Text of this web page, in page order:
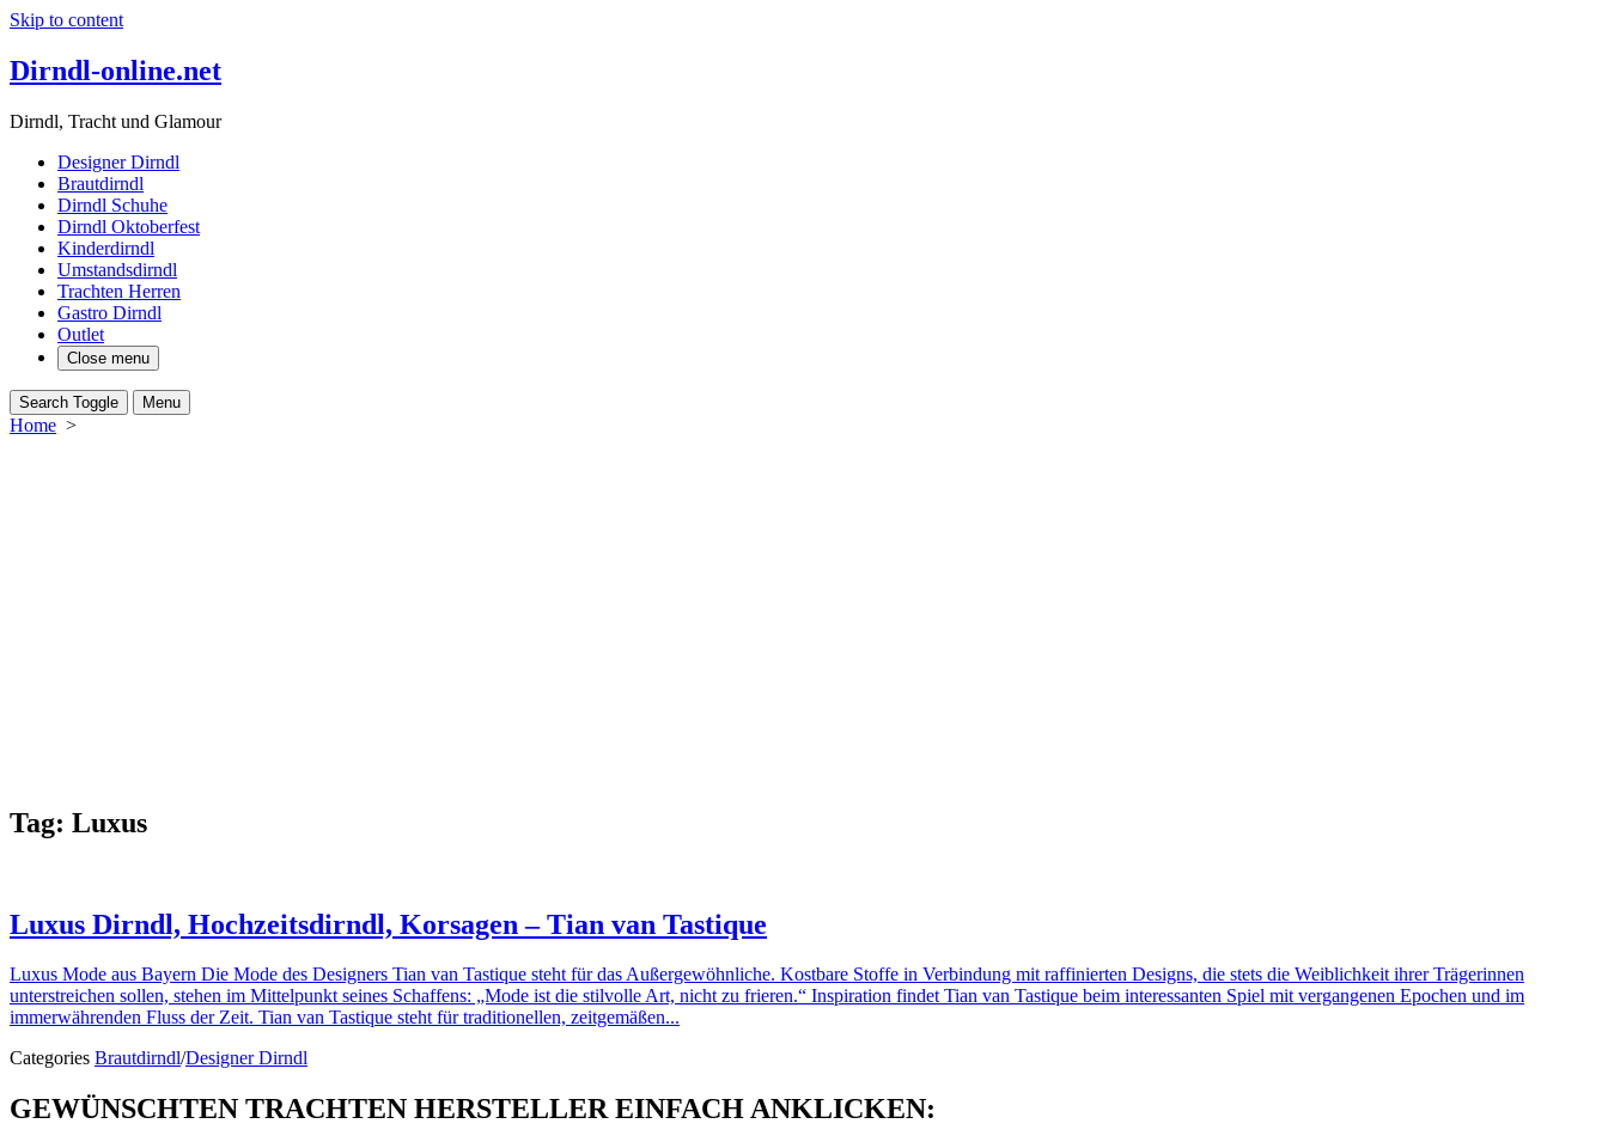
Skip to content
Dirndl-online.net
Dirndl, Tracht und Glamour
Designer Dirndl
Brautdirndl
Dirndl Schuhe
Dirndl Oktoberfest
Kinderdirndl
Umstandsdirndl
Trachten Herren
Gastro Dirndl
Outlet
Close menu
Search Toggle Menu
Home >
Tag: Luxus
Luxus Dirndl, Hochzeitsdirndl, Korsagen – Tian van Tastique
Luxus Mode aus Bayern Die Mode des Designers Tian van Tastique steht für das Außergewöhnliche. Kostbare Stoffe in Verbindung mit raffinierten Designs, die stets die Weiblichkeit ihrer Trägerinnen
unterstreichen sollen, stehen im Mittelpunkt seines Schaffens: „Mode ist die stilvolle Art, nicht zu frieren.“ Inspiration findet Tian van Tastique beim interessanten Spiel mit vergangenen Epochen und im
immerwährenden Fluss der Zeit. Tian van Tastique steht für traditionellen, zeitgemäßen...
Categories Brautdirndl/Designer Dirndl
GEWÜNSCHTEN TRACHTEN HERSTELLER EINFACH ANKLICKEN: